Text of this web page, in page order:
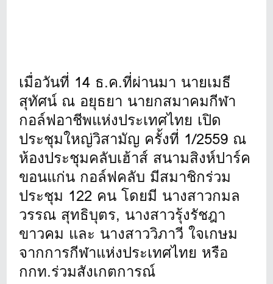
เมื่อวันที่ 14 ธ.ค.ที่ผ่านมา นายเมธี
สุทัศน์ ณ อยุธยา นายกสมาคมกีฬา
กอล์ฟอาชีพแห่งประเทศไทย เปิด
ประชุมใหญ่วิสามัญ ครั้งที่ 1/2559 ณ
ห้องประชุมคลับเฮ้าส์ สนามสิงห์ปาร์ค
ขอนแก่น กอล์ฟคลับ มีสมาชิกร่วม
ประชุม 122 คน โดยมี นางสาวกมล
วรรณ สุทธิบุตร, นางสาวรุ้งรัชฎา
ขาวคม และ นางสาววิภาวี ใจเกษม
จากการกีฬาแห่งประเทศไทย หรือ
กกท.ร่วมสังเกตการณ์